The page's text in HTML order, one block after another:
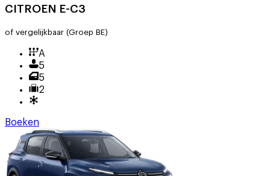
CITROEN E-C3
of vergelijkbaar (Groep BE)
A
5
5
2
Boeken